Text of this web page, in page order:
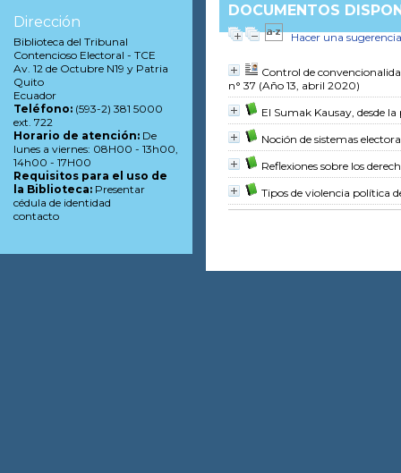
DOCUMENTOS
Hacer una sugerencia
Control de
n° 37 (Año 13, abril 2020)
El Sumak Kausay, desde
Noción de sistemas
Reflexiones sobre los
Tipos de violencia política
Dirección
Biblioteca del Tribunal
Contencioso Electoral - TCE
Av. 12 de Octubre N19 y Patria
Quito
Ecuador
Teléfono: (593-2) 381 5000
ext. 722
Horario de atención: De
lunes a viernes: 08H00 - 13h00,
14h00 - 17H00
Requisitos para el uso de
la Biblioteca: Presentar
cédula de identidad
contacto